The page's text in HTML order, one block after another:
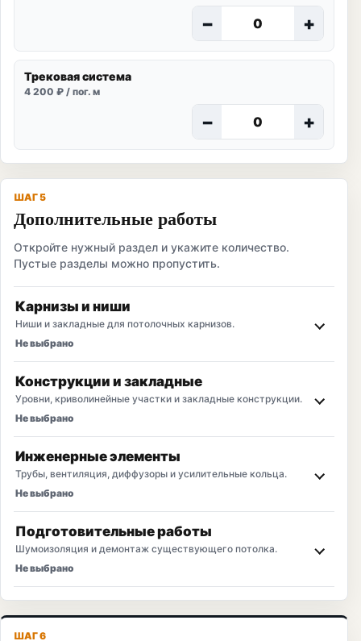
− +
Трековая система
4 200 ₽ / пог. м
− +
ШАГ 5
Дополнительные работы
Откройте нужный раздел и укажите количество.
Пустые разделы можно пропустить.
Карнизы и ниши
Ниши и закладные для потолочных карнизов.
Не выбрано
Конструкции и закладные
Уровни, криволинейные участки и закладные конструкции.
Не выбрано
Инженерные элементы
Трубы, вентиляция, диффузоры и усилительные кольца.
Не выбрано
Подготовительные работы
Шумоизоляция и демонтаж существующего потолка.
Не выбрано
ШАГ 6